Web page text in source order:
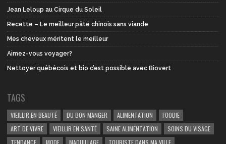
Jean Leloup au Cirque du Soleil
Recette – Le meilleur pâté chinois sans viande
Mes cheveux méritent le meilleur
Aimez-vous voyager?
Nettoyer québécois et bio c’est possible avec Biovert
TAGS
VIEILLIR EN BEAUTÉ DU BON MANGER ALIMENTATION
FOODIE
ART DE VIVRE
VIEILLIR EN SANTÉ SAINE ALIMENTATION
SOINS DU VISAGE